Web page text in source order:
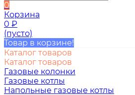
0
Корзина
0 ₽
(пусто)
Товар в корзине!
Каталог товаров
Каталог товаров
Газовые колонки
Газовые котлы
Напольные газовые котлы